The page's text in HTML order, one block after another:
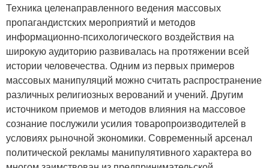
Техника целенаправленного ведения массовых
пропагандистских мероприятий и методов
информационно-психологического воздействия на
широкую аудиторию развивалась на протяжении всей
истории человечества. Одним из первых примеров
массовых манипуляций можно считать распространение
различных религиозных верований и учений. Другим
источником приемов и методов влияния на массовое
сознание послужили усилия товаропроизводителей в
условиях рыночной экономики. Современный арсенал
политической рекламы манипулятивного характера во